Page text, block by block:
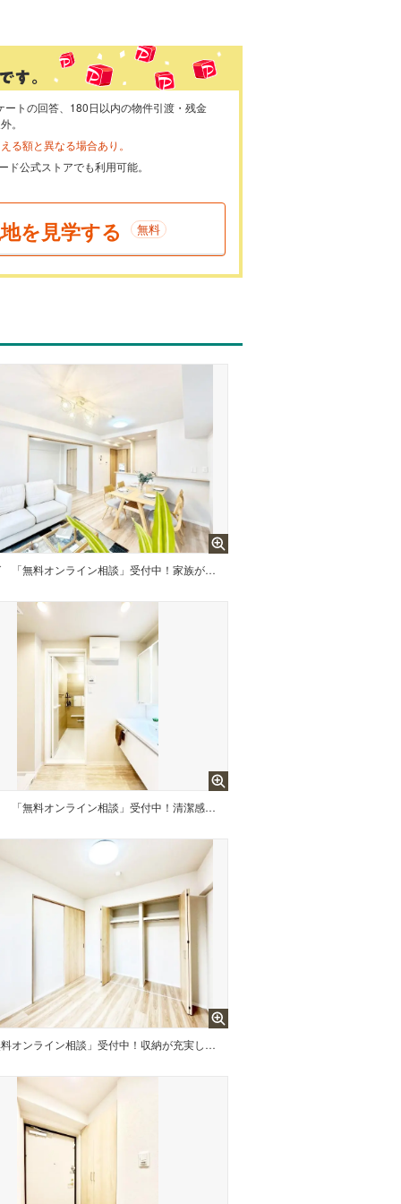
トの回答、180日以内の物件引渡・残金
。
る額と異なる場合あり。
公式ストアでも利用可能。
を見学する 無料
「無料オンライン相談」受付中！家族が自然と集まる憩いのスペースになりそう
「無料オンライン相談」受付中！清潔感ある洗面化粧室で朝の身支度も快適
「無料オンライン相談」受付中！収納が充実しているので居住スペースを広々使えます